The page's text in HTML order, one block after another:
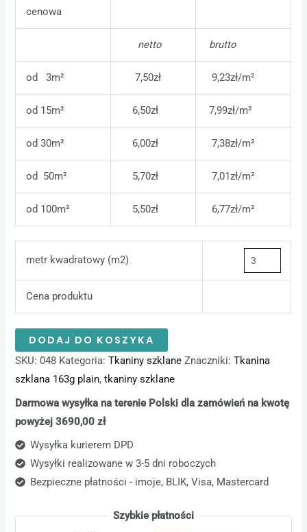
cenowa
netto brutto
od 3m² 7,50zł 9,23zł/m²
od 15m² 6,50zł 7,99zł/m²
od 30m² 6,00zł 7,38zł/m²
od 50m² 5,70zł 7,01zł/m²
od 100m² 5,50zł 6,77zł/m²
metr kwadratowy (m2)
Cena produktu
DODAJ DO KOSZYKA
SKU:048 Kategoria:Tkaniny szklane Znaczniki:Tkanina
szklana 163g plain,tkaniny szklane
Darmowa wysyłka na terenie Polski dla zamówień na kwotę
powyżej 3690,00 zł
Wysyłka kurierem DPD
Wysyłki realizowane w 3-5 dni roboczych
Bezpieczne płatności - imoje, BLIK, Visa, Mastercard
Szybkie płatności